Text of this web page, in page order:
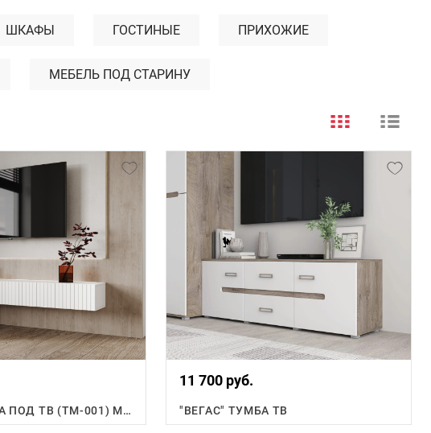
ШКАФЫ ГОСТИНЫЕ ПРИХОЖИЕ
МЕБЕЛЬ ПОД СТАРИНУ
КВЕНТИ ТУМБА ПОД ТВ (ТМ-001) МДФ
11 700 руб.
"ВЕГАС" ТУМБА ТВ